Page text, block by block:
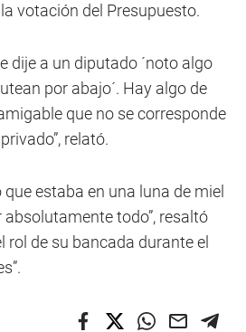
votación del Presupuesto.
dije a un diputado ´noto algo
por abajo´. Hay algo de
que no se corresponde
relató.
que estaba en una luna de miel
todo”, resaltó
rol de su bancada durante el